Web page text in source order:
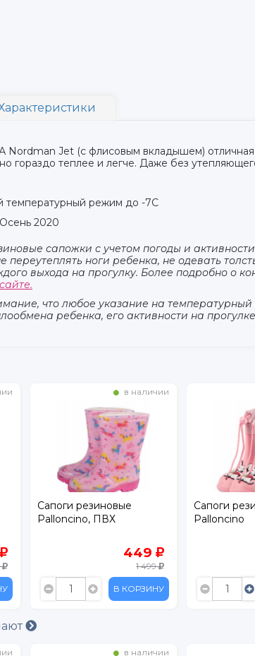
Nordman Jet (с флисовым вкладышем)
гораздо теплее и легче. Даже без
температурный режим до -7С
2020
сапожки с учетом погоды и
переутеплять ноги ребенка, не одевать
выхода на прогулку. Более подробно о
что любое указание на
ребенка, его активности на
в наличии
Сапоги резиновые
Palloncino, ПВХ
449
1 499
В КОРЗИНУ
Сапоги
Palloncino
в наличии